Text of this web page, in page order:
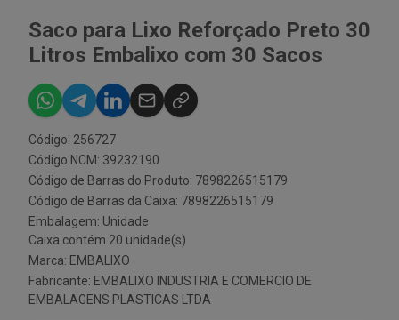
Saco para Lixo Reforçado Preto 30
Litros Embalixo com 30 Sacos
Código: 256727
Código NCM: 39232190
Código de Barras do Produto: 7898226515179
Código de Barras da Caixa: 7898226515179
Embalagem: Unidade
Caixa contém 20 unidade(s)
Marca: EMBALIXO
Fabricante: EMBALIXO INDUSTRIA E COMERCIO DE
EMBALAGENS PLASTICAS LTDA